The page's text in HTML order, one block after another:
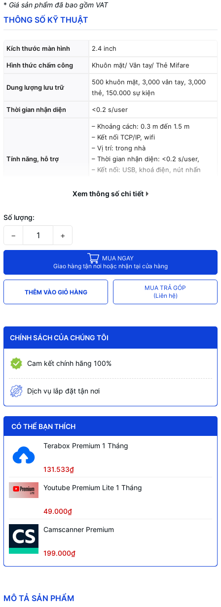
* Giá sản phẩm đã bao gồm VAT
THÔNG SỐ KỸ THUẬT
Kích thước màn hình 2.4 inch
Hình thức chấm công Khuôn mặt/ Vân tay/ Thẻ Mifare
Dung lượng lưu trữ
500 khuôn mặt, 3,000 vân tay, 3,000
thẻ, 150.000 sự kiện
Thời gian nhận diện <0.2 s/user
Tính năng, hỗ trợ
– Khoảng cách: 0.3 m đến 1.5 m
– Kết nối TCP/IP, wifi
– Vị trí: trong nhà
– Thời gian nhận diện: <0.2 s/user,
– Kết nối: USB, khoá điện, nút nhấn
– Ngôn ngữ: English, Tiếng Việt
Kích thước
Xem thông số chi tiết
Số lượng:
− +
MUA NGAY
Giao hàng tận nơi hoặc nhận tại cửa hàng
THÊM VÀO GIỎ HÀNG
MUA TRẢ GÓP
(Liên hệ)
CHÍNH SÁCH CỦA CHÚNG TÔI
Cam kết chính hãng 100%
Dịch vụ lắp đặt tận nơi
CÓ THỂ BẠN THÍCH
Terabox Premium 1 Tháng
131.533₫
Youtube Premium Lite 1 Tháng
49.000₫
Camscanner Premium
199.000₫
MÔ TẢ SẢN PHẨM